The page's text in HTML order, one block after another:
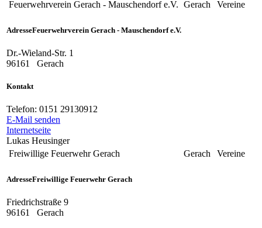
Feuerwehrverein Gerach - Mauschendorf e.V. Gerach Vereine
AdresseFeuerwehrverein Gerach - Mauschendorf e.V.
Dr.-Wieland-Str. 1
96161
Gerach
Kontakt
Telefon: 0151 29130912
E-Mail senden
Internetseite
Lukas Heusinger
Freiwillige Feuerwehr Gerach
Gerach Vereine
AdresseFreiwillige Feuerwehr Gerach
Friedrichstraße 9
96161
Gerach